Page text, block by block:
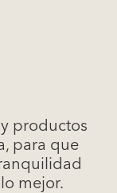
productos
para que
mejor.